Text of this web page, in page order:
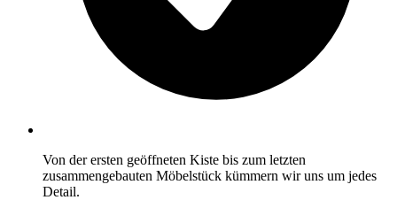
Von der ersten geöffneten Kiste bis zum letzten
zusammengebauten Möbelstück kümmern wir uns um jedes
Detail.